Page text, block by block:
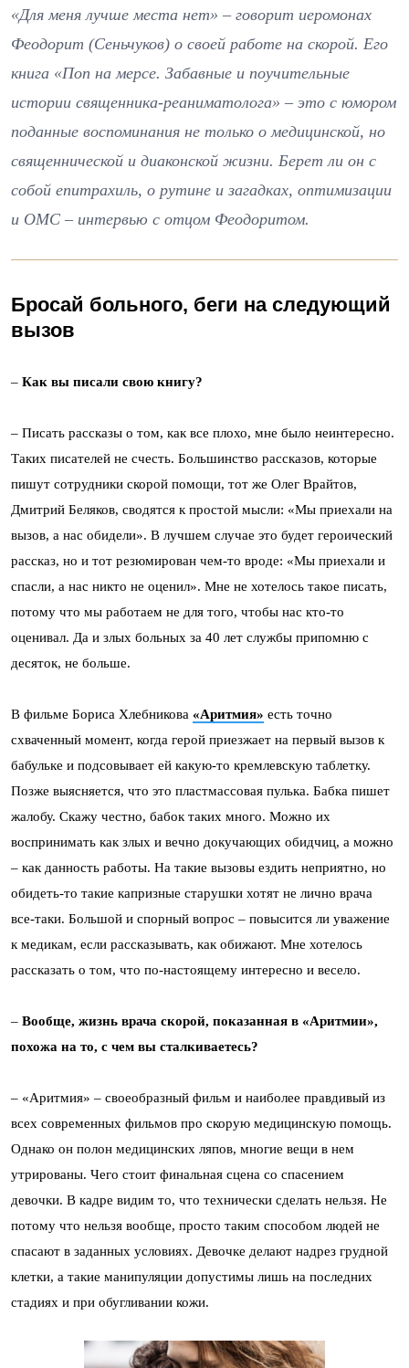
«Для меня лучше места нет» – говорит иеромонах
Феодорит (Сеньчуков) о своей работе на скорой. Его
книга «Поп на мерсе. Забавные и поучительные
истории священника-реаниматолога» – это с юмором
поданные воспоминания не только о медицинской, но
священнической и диаконской жизни. Берет ли он с
собой епитрахиль, о рутине и загадках, оптимизации
и ОМС – интервью с отцом Феодоритом.
Бросай больного, беги на следующий
вызов
– Как вы писали свою книгу?
– Писать рассказы о том, как все плохо, мне было неинтересно.
Таких писателей не счесть. Большинство рассказов, которые
пишут сотрудники скорой помощи, тот же Олег Врайтов,
Дмитрий Беляков, сводятся к простой мысли: «Мы приехали на
вызов, а нас обидели». В лучшем случае это будет героический
рассказ, но и тот резюмирован чем-то вроде: «Мы приехали и
спасли, а нас никто не оценил». Мне не хотелось такое писать,
потому что мы работаем не для того, чтобы нас кто-то
оценивал. Да и злых больных за 40 лет службы припомню с
десяток, не больше.
В фильме Бориса Хлебникова «Аритмия» есть точно
схваченный момент, когда герой приезжает на первый вызов к
бабульке и подсовывает ей какую-то кремлевскую таблетку.
Позже выясняется, что это пластмассовая пулька. Бабка пишет
жалобу. Скажу честно, бабок таких много. Можно их
воспринимать как злых и вечно докучающих обидчиц, а можно
– как данность работы. На такие вызовы ездить неприятно, но
обидеть-то такие капризные старушки хотят не лично врача
все-таки. Большой и спорный вопрос – повысится ли уважение
к медикам, если рассказывать, как обижают. Мне хотелось
рассказать о том, что по-настоящему интересно и весело.
– Вообще, жизнь врача скорой, показанная в «Аритмии»,
похожа на то, с чем вы сталкиваетесь?
– «Аритмия» – своеобразный фильм и наиболее правдивый из
всех современных фильмов про скорую медицинскую помощь.
Однако он полон медицинских ляпов, многие вещи в нем
утрированы. Чего стоит финальная сцена со спасением
девочки. В кадре видим то, что технически сделать нельзя. Не
потому что нельзя вообще, просто таким способом людей не
спасают в заданных условиях. Девочке делают надрез грудной
клетки, а такие манипуляции допустимы лишь на последних
стадиях и при обугливании кожи.